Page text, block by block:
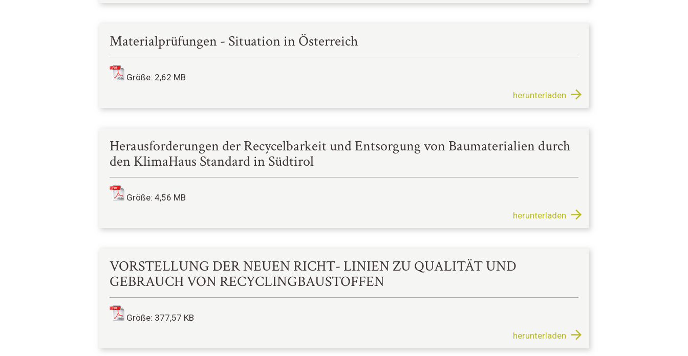
Materialprüfungen - Situation in Österreich
Größe: 2,62 MB
herunterladen
Herausforderungen der Recycelbarkeit und Entsorgung von Baumaterialien durch
den KlimaHaus Standard in Südtirol
Größe: 4,56 MB
herunterladen
VORSTELLUNG DER NEUEN RICHT- LINIEN ZU QUALITÄT UND
GEBRAUCH VON RECYCLINGBAUSTOFFEN
Größe: 377,57 KB
herunterladen